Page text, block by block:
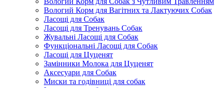
Вологий Корм для Вагітних та Лактуючих Собак
Ласощі для Собак
Ласощі для Тренувань Собак
Жувальні Ласощі для Собак
Функціональні Ласощі для Собак
Ласощі для Цуценят
Замінники Молока для Цуценят
Аксесуари для Собак
Миски та годівниці для собак